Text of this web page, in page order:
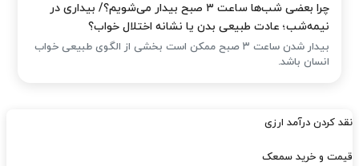
چرا بعضی شب‌ها ساعت ۳ صبح بیدار می‌شویم؟/ بیداری در
نیمه‌شب؛ عادت طبیعی بدن یا نشانه اختلال خواب؟
بیدار شدن ساعت ۳ صبح ممکن است بخشی از الگوی طبیعی خواب
انسان باشد.
نقد کردن درآمد ارزی
قیمت و خرید سمعک